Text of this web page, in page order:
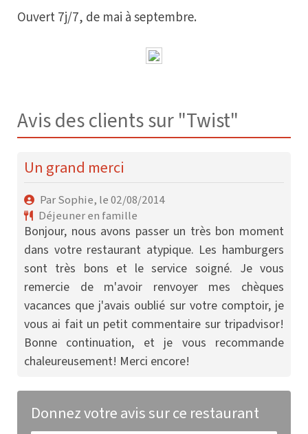
Ouvert 7j/7, de mai à septembre.
Avis des clients sur "Twist"
Un grand merci
Par Sophie, le 02/08/2014
Déjeuner en famille
Bonjour, nous avons passer un très bon moment
dans votre restaurant atypique. Les hamburgers
sont très bons et le service soigné. Je vous
remercie de m'avoir renvoyer mes chèques
vacances que j'avais oublié sur votre comptoir, je
vous ai fait un petit commentaire sur tripadvisor!
Bonne continuation, et je vous recommande
chaleureusement! Merci encore!
Donnez votre avis sur ce restaurant